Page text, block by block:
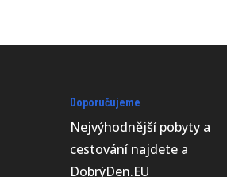
Doporučujeme
Nejvýhodnější pobyty a
cestování najdete a
DobrýDen.EU